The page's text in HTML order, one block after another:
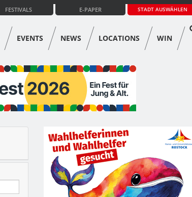
STADT AUSWÄHLEN
E-PAPER
FESTIVALS
EVENTS NEWS LOCATIONS WIN